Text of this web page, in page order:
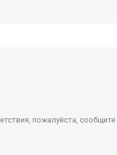
пожалуйста,